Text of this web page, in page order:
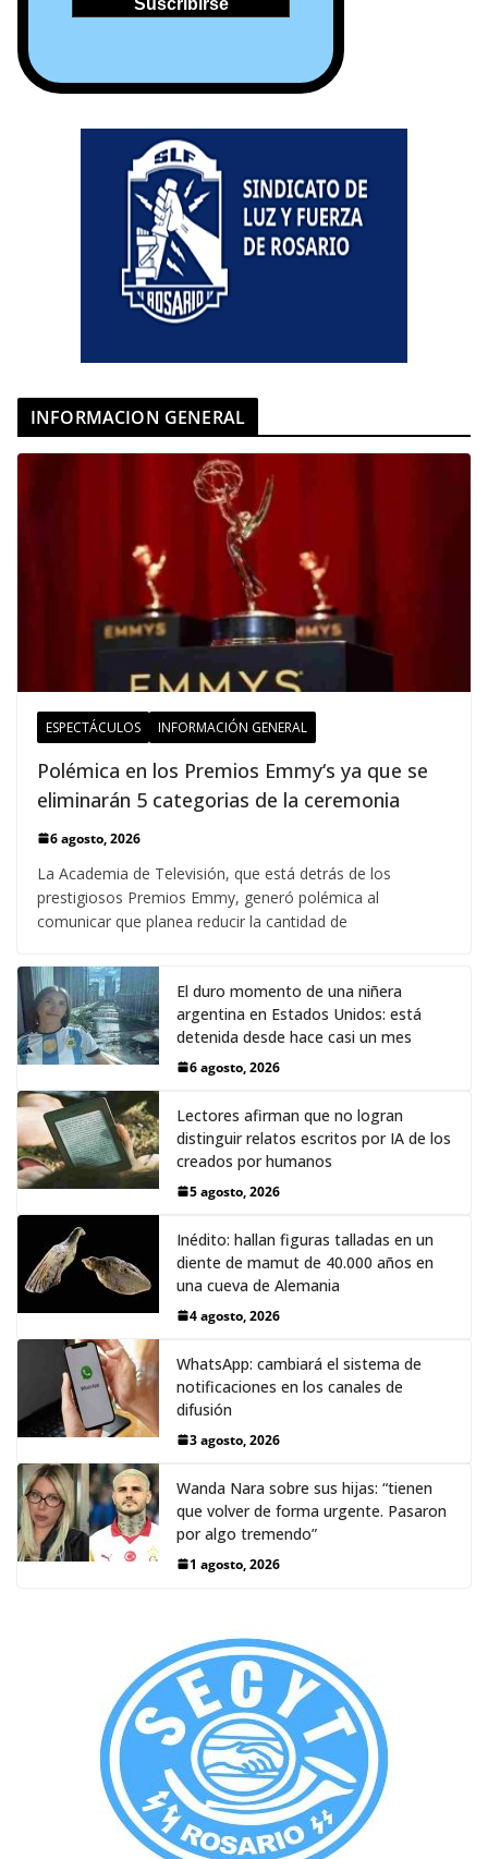
INFORMACION GENERAL
ESPECTÁCULOS INFORMACIÓN GENERAL
Polémica en los Premios Emmy‘s ya que se
eliminarán 5 categorias de la ceremonia
6 agosto, 2026
La Academia de Televisión, que está detrás de los
prestigiosos Premios Emmy, generó polémica al
comunicar que planea reducir la cantidad de
El duro momento de una niñera
argentina en Estados Unidos: está
detenida desde hace casi un mes
6 agosto, 2026
Lectores afirman que no logran
distinguir relatos escritos por IA de los
creados por humanos
5 agosto, 2026
Inédito: hallan figuras talladas en un
diente de mamut de 40.000 años en
una cueva de Alemania
4 agosto, 2026
WhatsApp: cambiará el sistema de
notificaciones en los canales de
difusión
3 agosto, 2026
Wanda Nara sobre sus hijas: “tienen
que volver de forma urgente. Pasaron
por algo tremendo”
1 agosto, 2026